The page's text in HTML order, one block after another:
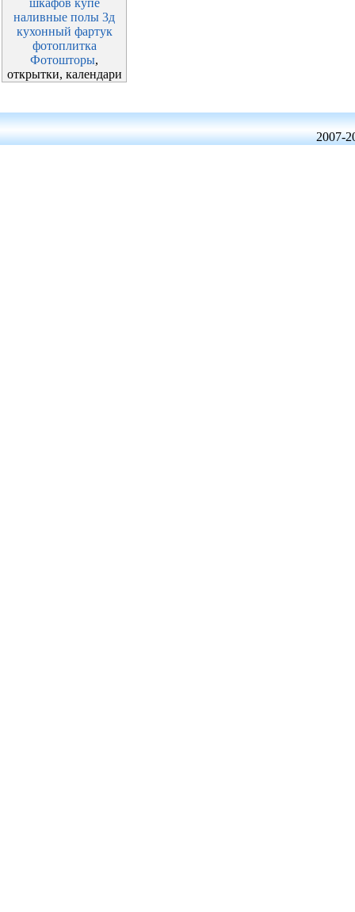
шкафов купе
наливные полы 3д
кухонный фартук
фотоплитка
Фотошторы,
открытки, календари
2007-